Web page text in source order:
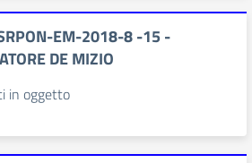
EM-2018-8 -15 -
DE MIZIO
in oggetto